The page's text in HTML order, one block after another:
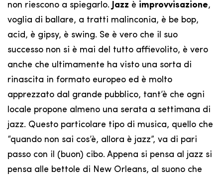
non riescono a spiegarlo. Jazz è improvvisazione,
voglia di ballare, a tratti malinconia, è be bop,
acid, è gipsy, è swing. Se è vero che il suo
successo non si è mai del tutto affievolito, è vero
anche che ultimamente ha visto una sorta di
rinascita in formato europeo ed è molto
apprezzato dal grande pubblico, tant’è che ogni
locale propone almeno una serata a settimana di
jazz. Questo particolare tipo di musica, quello che
“quando non sai cos’è, allora è jazz”, va di pari
passo con il (buon) cibo. Appena si pensa al jazz si
pensa alle bettole di New Orleans, al suono che